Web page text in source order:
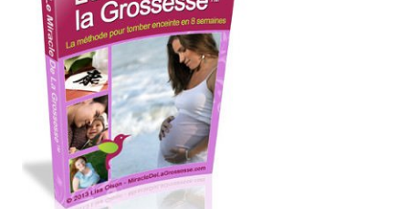
EFFICACEMENT